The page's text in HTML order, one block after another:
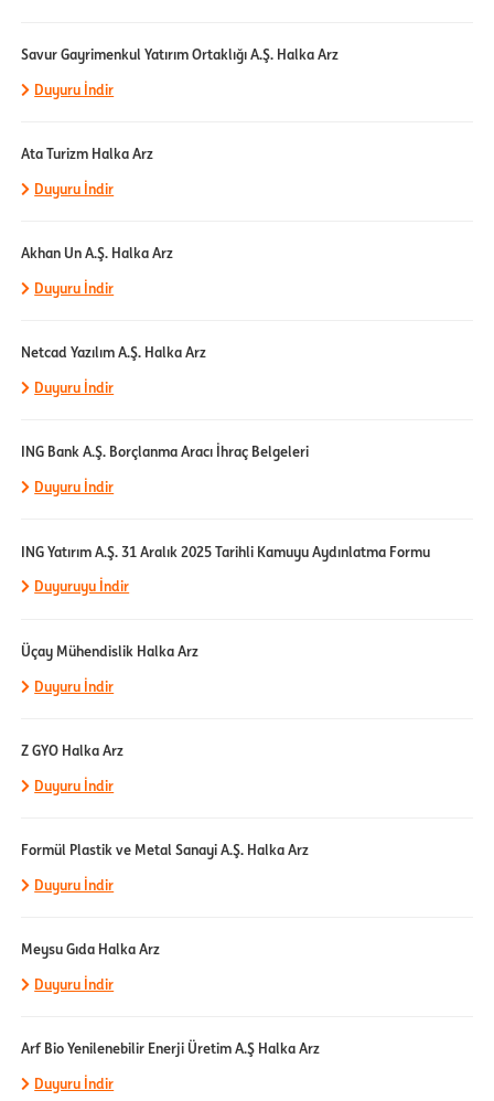
Savur Gayrimenkul Yatırım Ortaklığı A.Ş. Halka Arz
Duyuru İndir
Ata Turizm Halka Arz
Duyuru İndir
Akhan Un A.Ş. Halka Arz
Duyuru İndir
Netcad Yazılım A.Ş. Halka Arz
Duyuru İndir
ING Bank A.Ş. Borçlanma Aracı İhraç Belgeleri
Duyuru İndir
ING Yatırım A.Ş. 31 Aralık 2025 Tarihli Kamuyu Aydınlatma Formu
Duyuruyu İndir
Üçay Mühendislik Halka Arz
Duyuru İndir
Z GYO Halka Arz
Duyuru İndir
Formül Plastik ve Metal Sanayi A.Ş. Halka Arz
Duyuru İndir
Meysu Gıda Halka Arz
Duyuru İndir
Arf Bio Yenilenebilir Enerji Üretim A.Ş Halka Arz
Duyuru İndir